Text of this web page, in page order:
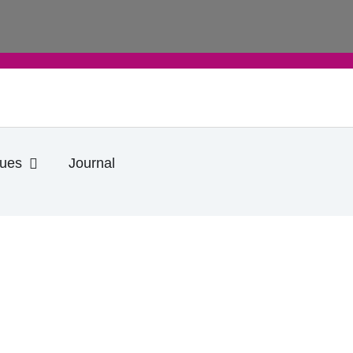
Ouvrir Informations pratiques
Journal